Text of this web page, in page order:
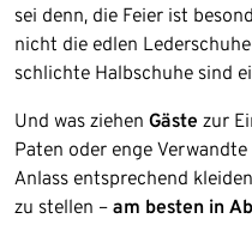
sei denn, die Feier ist
nicht die edlen
schlichte Halbschuhe sind
Und was ziehen Gäste zur
Paten oder enge
Anlass entsprechend
zu stellen – am besten in